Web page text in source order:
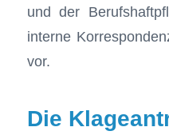
und der
interne
vor.
Die